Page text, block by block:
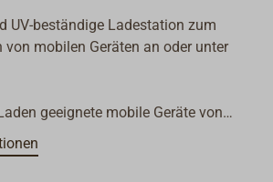
UV-beständige Ladestation zum
von mobilen Geräten an oder unter
geeignete mobile Geräte von
Länge werden in der
Halterung zwischen flexiblen